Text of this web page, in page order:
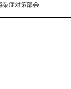
染症対策部会